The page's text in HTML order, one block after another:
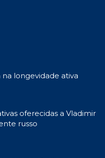
longevidade ativa
oferecidas a Vladimir
russo